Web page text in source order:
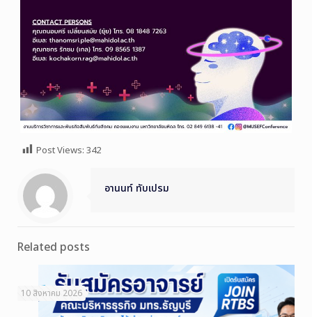
Post Views: 342
อานนท์ ทับเปรม
Related posts
10 สิงหาคม 2026